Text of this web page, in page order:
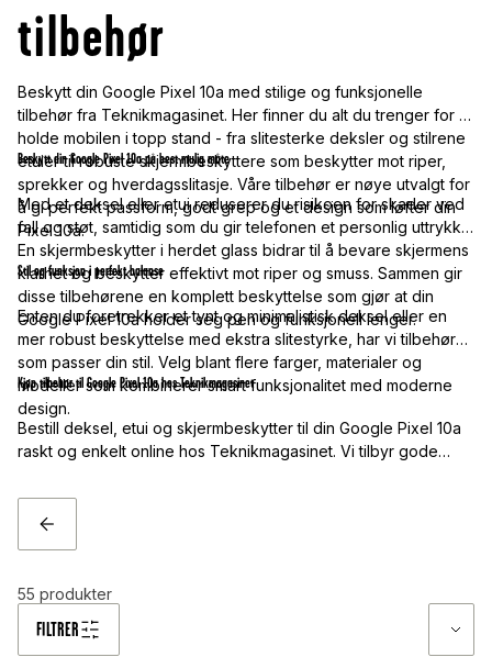
tilbehør
Beskytt din Google Pixel 10a med stilige og funksjonelle
tilbehør fra Teknikmagasinet. Her finner du alt du trenger for å
holde mobilen i topp stand - fra slitesterke deksler og stilrene
etuier til robuste skjermbeskyttere som beskytter mot riper,
sprekker og hverdagsslitasje. Våre tilbehør er nøye utvalgt for
å gi perfekt passform, godt grep og et design som løfter din
Pixel 10a.
Beskytt din Google Pixel 10a på best mulig måte
Med et deksel eller etui reduserer du risikoen for skader ved
fall og støt, samtidig som du gir telefonen et personlig uttrykk.
En skjermbeskytter i herdet glass bidrar til å bevare skjermens
klarhet og beskytter effektivt mot riper og smuss. Sammen gir
disse tilbehørene en komplett beskyttelse som gjør at din
Google Pixel 10a holder seg pen og funksjonell lenger.
Stil og funksjon i perfekt balanse
Enten du foretrekker et tynt og minimalistisk deksel eller en
mer robust beskyttelse med ekstra slitestyrke, har vi tilbehør
som passer din stil. Velg blant flere farger, materialer og
modeller som kombinerer smart funksjonalitet med moderne
design.
Kjøp tilbehør til Google Pixel 10a hos Teknikmagasinet
Bestill deksel, etui og skjermbeskytter til din Google Pixel 10a
raskt og enkelt online hos Teknikmagasinet. Vi tilbyr gode
er beskyttet, stilig og klar for hverdagen.
TILBAKE
FILTRER
55 produkter